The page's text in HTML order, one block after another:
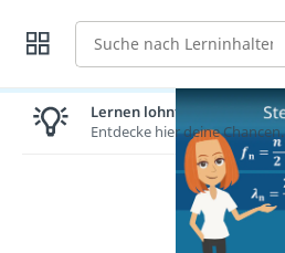
Suche
Lernen lohnt sich!
Entdecke hier deine Chancen.